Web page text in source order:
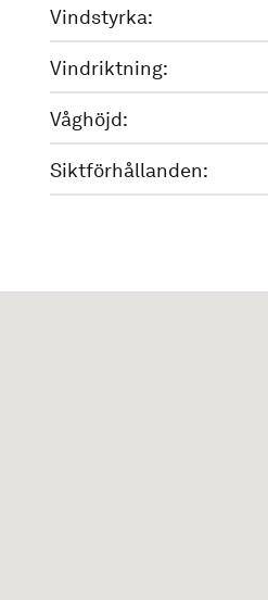
Vindstyrka:
Vindriktning:
Våghöjd:
Siktförhållanden: